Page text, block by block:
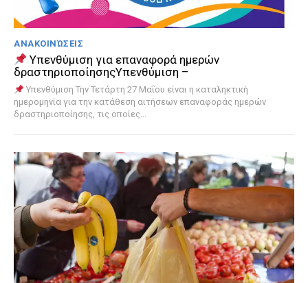
ΑΝΑΚΟΙΝΏΣΕΙΣ
Υπενθύμιση για επαναφορά ημερών
δραστηριοποίησηςΥπενθύμιση –
Υπενθύμιση Την Τετάρτη 27 Μαΐου είναι η καταληκτική
ημερομηνία για την κατάθεση αιτήσεων επαναφοράς ημερών
δραστηριοποίησης, τις οποίες...